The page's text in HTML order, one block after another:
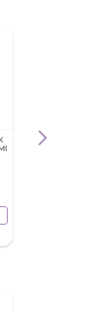
Givenchy Gentleman
Boisee Hombre X